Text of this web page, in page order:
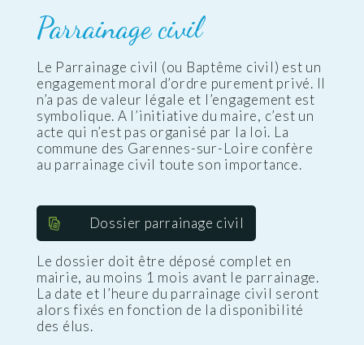
Parrainage civil
Le Parrainage civil (ou Baptême civil) est un
engagement moral d’ordre purement privé. Il
n’a pas de valeur légale et l’engagement est
symbolique. A l’initiative du maire, c’est un
acte qui n’est pas organisé par la loi. La
commune des Garennes-sur-Loire confère
au parrainage civil toute son importance.
Dossier parrainage civil
Le dossier doit être déposé complet en
mairie, au moins 1 mois avant le parrainage.
La date et l’heure du parrainage civil seront
alors fixés en fonction de la disponibilité
des élus.